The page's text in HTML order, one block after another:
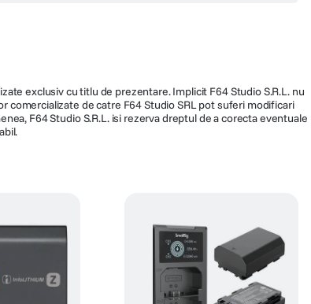
exclusiv cu titlu de prezentare. Implicit F64 Studio S.R.L. nu
comercializate de catre F64 Studio SRL pot suferi modificari
F64 Studio S.R.L. isi rezerva dreptul de a corecta eventuale